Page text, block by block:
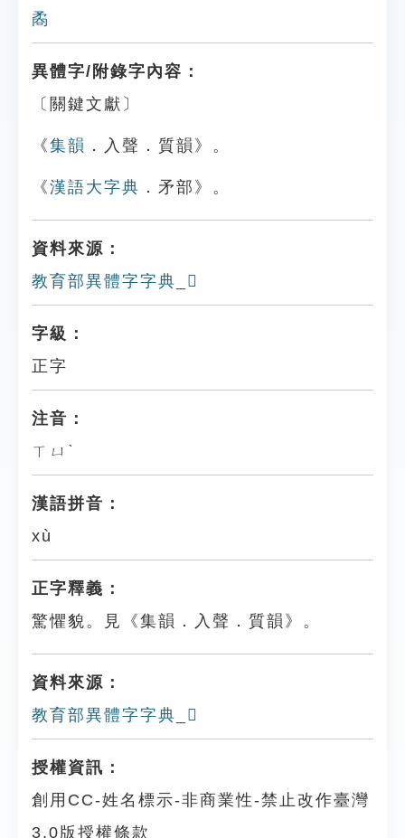
矞
異體字/附錄字內容：
〔關鍵文獻〕
《集韻 ．入聲．質韻》。
《漢語大字典 ．矛部》。
資料來源：
教育部異體字字典_𥎕
字級：
正字
注音：
ㄒㄩˋ
漢語拼音：
xù
正字釋義：
驚懼貌。見《集韻．入聲．質韻》。
資料來源：
教育部異體字字典_𥎕
授權資訊：
創用CC-姓名標示-非商業性-禁止改作臺灣
3.0版授權條款